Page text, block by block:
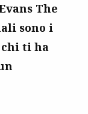
The
sono i
ti ha